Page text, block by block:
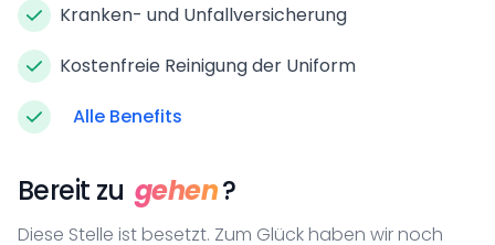
Kranken- und Unfallversicherung
Kostenfreie Reinigung der Uniform
Alle Benefits
Bereit zu gehen?
Diese Stelle ist besetzt. Zum Glück haben wir noch